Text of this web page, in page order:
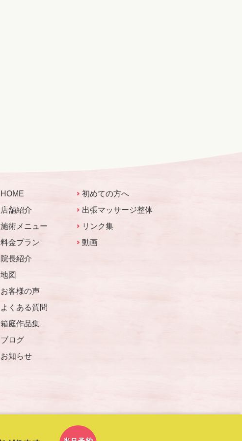
HOME
店舗紹介
施術メニュー
料金プラン
院長紹介
地図
お客様の声
よくある質問
箱庭作品集
ブログ
お知らせ
初めての方へ
出張マッサージ整体
リンク集
動画